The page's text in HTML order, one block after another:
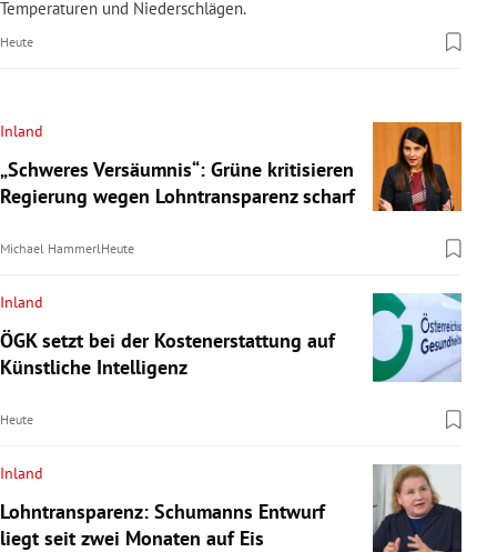
Temperaturen und Niederschlägen.
Heute
Inland
„Schweres Versäumnis“: Grüne kritisieren
Regierung wegen Lohntransparenz scharf
Michael HammerlHeute
Inland
ÖGK setzt bei der Kostenerstattung auf
Künstliche Intelligenz
Heute
Inland
Lohntransparenz: Schumanns Entwurf
liegt seit zwei Monaten auf Eis